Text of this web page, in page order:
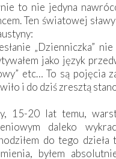
to nie jedyna
Ten światowej
„Dzienniczka”
jako język
etc… To są pojęcia
i do dziś zresztą
15-20 lat temu,
daleko
do tego
byłem